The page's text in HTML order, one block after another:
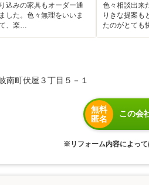
込みの家具もオーダー通
した。色々無理をいいま
、楽…
色々相談出来
りきな提案も
たのがとても
南町伏屋３丁目５－１
無料
匿名
この会
※リフォーム内容によって